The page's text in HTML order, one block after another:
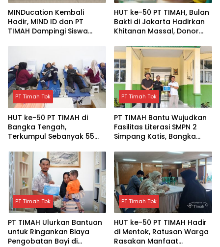
MINDucation Kembali
Hadir, MIND ID dan PT
TIMAH Dampingi Siswa
HUT ke-50 PT TIMAH, Bulan
Bakti di Jakarta Hadirkan
Khitanan Massal, Donor
Kesehatan Gratis
PT Timah Tbk
HUT ke-50 PT TIMAH di
Bangka Tengah,
Terkumpul Sebanyak 55
PT Timah Tbk
PT TIMAH Bantu Wujudkan
Fasilitas Literasi SMPN 2
Simpang Katis, Bangka
PT Timah Tbk
PT TIMAH Ulurkan Bantuan
untuk Ringankan Biaya
Pengobatan Bayi di
PT Timah Tbk
HUT ke-50 PT TIMAH Hadir
di Mentok, Ratusan Warga
Rasakan Manfaat